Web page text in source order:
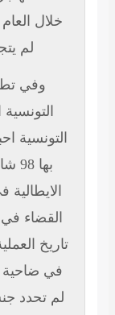
لم
وفي
التونسية
بها
القضاء
تاريخ
لم تحدد